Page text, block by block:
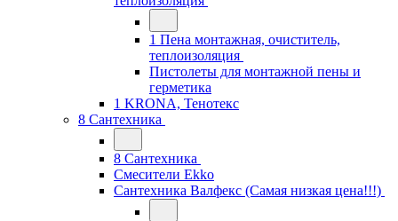
1 Пена монтажная, очиститель,
теплоизоляция
Пистолеты для монтажной пены и
герметика
1 KRONA, Тенотекс
8 Сантехника
8 Сантехника
Смесители Ekko
Сантехника Валфекс (Самая низкая цена!!!)